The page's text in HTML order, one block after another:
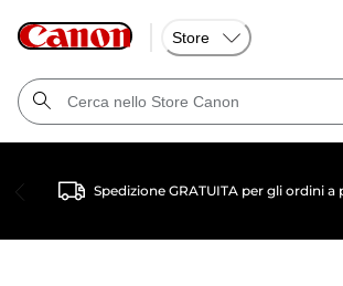
Store
Spedizione GRATUITA per gli ordini